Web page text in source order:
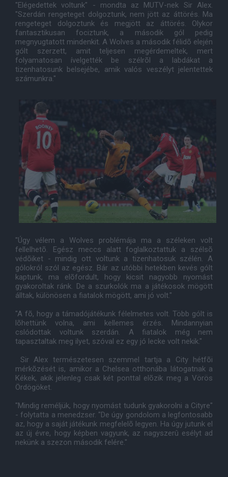
"Elégedettek voltunk" - mondta az MUTV-nek Sir Alex.
"Szerdán rengeteget dolgoztunk, nem jött az áttörés. Ma
rengeteget dolgoztunk és megjött az áttörés. Olykor
fantasztikusan fociztunk, a második gól pedig
megnyugtatott mindenkit. A Wolves a második félidõ elején
gólt szerzett, amit teljesen megérdemeltek, mert
folyamatosan ívelgették be szélrõl a labdákat a
tizenhatosunk belsejébe, amik valós veszélyt jelentettek
számunkra."
"Úgy vélem a Wolves problémája ma a széleken volt
fellelhetõ. Egész meccs alatt foglalkoztattuk a szélsõ
védõiket - mindig ott voltunk a tizenhatosuk szélén. A
gólokról szól az egész. Bár az utóbbi hetekben kevés gólt
kaptunk, ma elõfordult, hogy kicsit nagyobb nyomást
gyakoroltak ránk. De a szurkolók ma a játékosok mögött
álltak, különösen a fiatalok mögött, ami jó volt."
"A fõ, hogy a támadójátékunk félelmetes volt. Több gólt is
lõhettünk volna, ami kellemes érzés. Mindannyian
cslódottak voltunk szerdán. A fiatalok még nem
tapasztaltak meg ilyet, szóval ez egy jó lecke volt nekik."
Sir Alex természetesen szemmel tartja a City hétfõi
mérkõzését is, amikor a Chelsea otthonába látogatnak a
Kékek, akik jelenleg csak két ponttal elõzik meg a Vörös
Ördögöket.
"Mindig reméljük, hogy nyomást tudunk gyakorolni a Cityre"
- folytatta a menedzser. "De úgy gondolom a legfontosabb
az, hogy a saját játékunk megfelelõ legyen. Ha úgy jutunk el
az új évre, hogy képben vagyunk, az nagyszerû esélyt ad
nekünk a szezon második felére."